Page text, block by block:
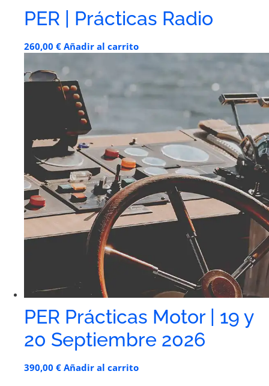
PER | Prácticas Radio
260,00 € Añadir al carrito
PER Prácticas Motor | 19 y
20 Septiembre 2026
390,00 € Añadir al carrito